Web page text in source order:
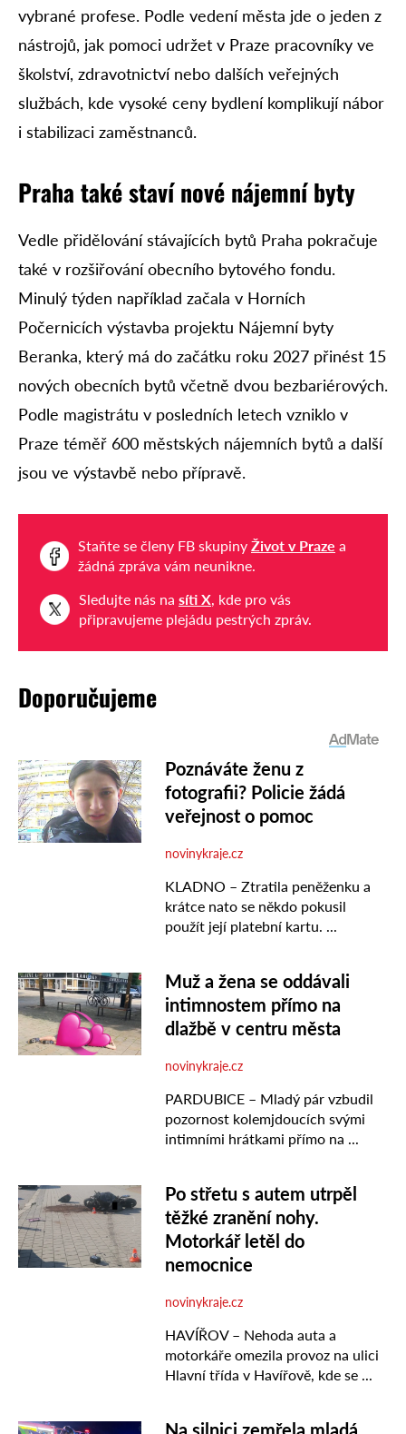
vybrané profese. Podle vedení města jde o jeden z
nástrojů, jak pomoci udržet v Praze pracovníky ve
školství, zdravotnictví nebo dalších veřejných
službách, kde vysoké ceny bydlení komplikují nábor
i stabilizaci zaměstnanců.
Praha také staví nové nájemní byty
Vedle přidělování stávajících bytů Praha pokračuje
také v rozšiřování obecního bytového fondu.
Minulý týden například začala v Horních
Počernicích výstavba projektu Nájemní byty
Beranka, který má do začátku roku 2027 přinést 15
nových obecních bytů včetně dvou bezbariérových.
Podle magistrátu v posledních letech vzniklo v
Praze téměř 600 městských nájemních bytů a další
jsou ve výstavbě nebo přípravě.
Staňte se členy FB skupiny Život v Praze a
žádná zpráva vám neunikne.
Sledujte nás na síti X, kde pro vás
připravujeme plejádu pestrých zpráv.
Doporučujeme